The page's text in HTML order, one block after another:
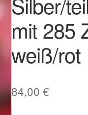
Im Gedenken an
Impressum
Karneval 2015 –
Karneval 2019 –
mit 285
weiß/rot
84,00 €